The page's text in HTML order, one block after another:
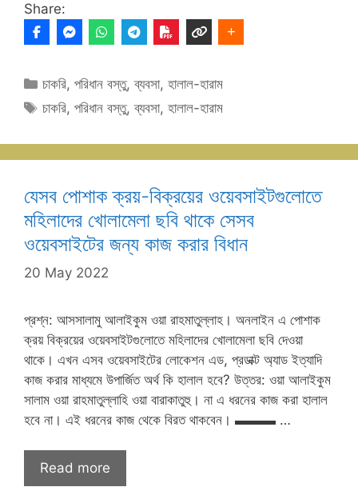
Share:
Categories
চাকরি,পরিধান বস্তু,ব্যবসা,হালাল-হারাম
Tags
চাকরি,পরিধান বস্তু,ব্যবসা,হালাল-হারাম
যেসব পোশাক ক্রয়-বিক্রয়ের ওয়েবসাইটগুলোতে
মহিলাদের খোলামেলা ছবি থাকে সেসব
ওয়েবসাইটের জন্য কাজ করার বিধান
20 May 2022
প্রশ্ন: আসসালামু আলাইকুম ওয়া রাহমাতুল্লাহ। অনলাইন এ পোশাক
ক্রয় বিক্রয়ের ওয়েবসাইটগুলোতে মহিলাদের খোলামেলা ছবি দেওয়া
থাকে। এখন এসব ওয়েবসাইটের লোকেশন এড, প্রডাক্ট অ্যাড ইত্যাদি
কাজ করার মাধ্যমে উপার্জিত অর্থ কি হালাল হবে? উত্তর: ওয়া আলাইকুম
সালাম ওয়া রাহমাতুল্লাহি ওয়া বারাকাতুহু। না এ ধরনের কাজ করা হালাল
হবে না। এই ধরনের কাজ থেকে বিরত থাকবেন। ▬▬▬ …
Read more